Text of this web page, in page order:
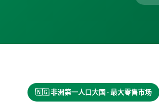
🇳🇬 非洲第一人口大国 · 最大零售市场